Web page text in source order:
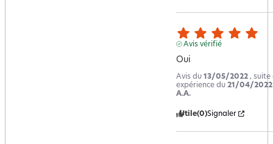
Avis vérifié
Oui
Avis du 13/05/2022 , suite
expérience du 21/04/2022
A.A.
Utile(0)Signaler